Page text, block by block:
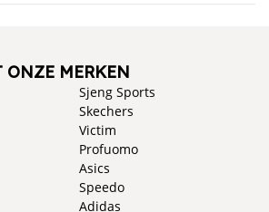
ONZE MERKEN
Sjeng Sports
Skechers
Victim
Profuomo
Asics
Speedo
Adidas